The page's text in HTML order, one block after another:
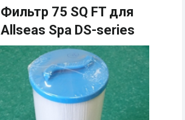
Фильтр 75 SQ FT для
Allseas Spa DS-series